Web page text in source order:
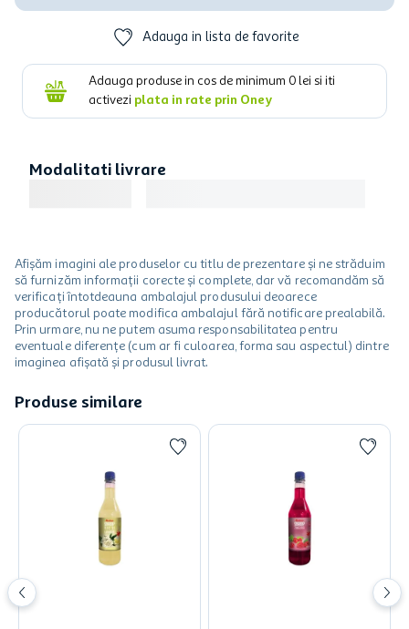
Adauga in lista de favorite
Adauga produse in cos de minimum 0 lei si iti
activezi plata in rate prin Oney
Modalitati livrare
Afișăm imagini ale produselor cu titlu de prezentare și ne străduim
să furnizăm informații corecte și complete, dar vă recomandăm să
verificați întotdeauna ambalajul produsului deoarece
producătorul poate modifica ambalajul fără notificare prealabilă.
Prin urmare, nu ne putem asuma responsabilitatea pentru
eventuale diferențe (cum ar fi culoarea, forma sau aspectul) dintre
imaginea afișată și produsul livrat.
Produse similare